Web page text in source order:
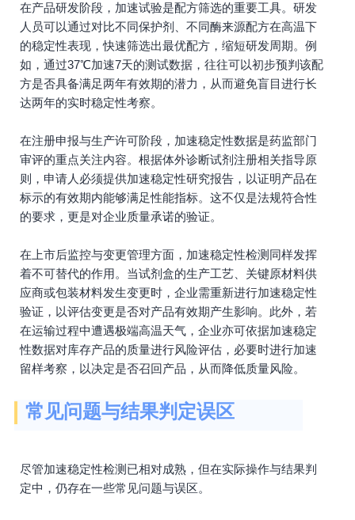
在产品研发阶段，加速试验是配方筛选的重要工具。研发
人员可以通过对比不同保护剂、不同酶来源配方在高温下
的稳定性表现，快速筛选出最优配方，缩短研发周期。例
如，通过37℃加速7天的测试数据，往往可以初步预判该配
方是否具备满足两年有效期的潜力，从而避免盲目进行长
达两年的实时稳定性考察。
在注册申报与生产许可阶段，加速稳定性数据是药监部门
审评的重点关注内容。根据体外诊断试剂注册相关指导原
则，申请人必须提供加速稳定性研究报告，以证明产品在
标示的有效期内能够满足性能指标。这不仅是法规符合性
的要求，更是对企业质量承诺的验证。
在上市后监控与变更管理方面，加速稳定性检测同样发挥
着不可替代的作用。当试剂盒的生产工艺、关键原材料供
应商或包装材料发生变更时，企业需重新进行加速稳定性
验证，以评估变更是否对产品有效期产生影响。此外，若
在运输过程中遭遇极端高温天气，企业亦可依据加速稳定
性数据对库存产品的质量进行风险评估，必要时进行加速
留样考察，以决定是否召回产品，从而降低质量风险。
常见问题与结果判定误区
尽管加速稳定性检测已相对成熟，但在实际操作与结果判
定中，仍存在一些常见问题与误区。